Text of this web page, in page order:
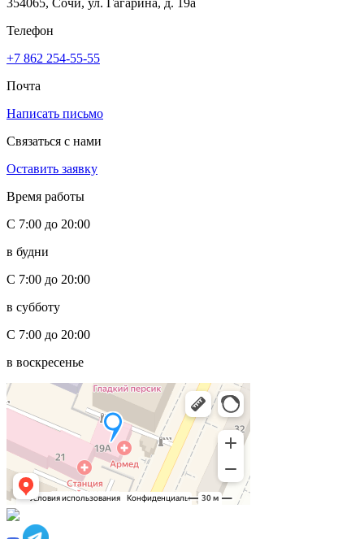
354065, Сочи, ул. Гагарина, д. 19а
Телефон
+7 862 254-55-55
Почта
Написать письмо
Связаться с нами
Оставить заявку
Время работы
С 7:00 до 20:00
в будни
С 7:00 до 20:00
в субботу
С 7:00 до 20:00
в воскресенье